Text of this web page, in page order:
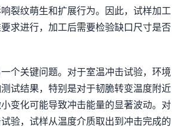
裂纹萌生和扩展行为。因此，试样加工
求进行，加工后需要检验缺口尺寸是否
个关键问题。对于室温冲击试验，环境
试结果，特别是对于韧脆转变温度附近
变化可能导致冲击能量的显著波动。对
验，试样从温度介质取出到冲击完成的